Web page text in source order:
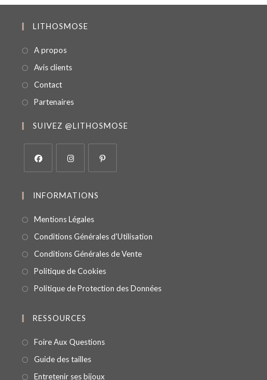
LITHOSMOSE
A propos
Avis clients
Contact
Partenaires
SUIVEZ @LITHOSMOSE
INFORMATIONS
Mentions Légales
Conditions Générales d'Utilisation
Conditions Générales de Vente
Politique de Cookies
Politique de Protection des Données
RESSOURCES
Foire Aux Questions
Guide des tailles
Entretenir ses bijoux